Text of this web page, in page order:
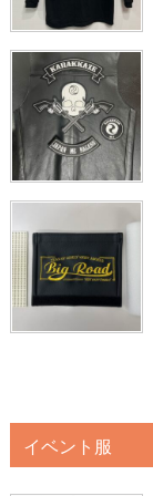
イベント服